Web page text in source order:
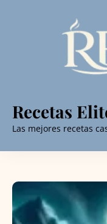
Recetas
Las mejores recetas